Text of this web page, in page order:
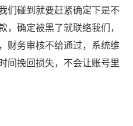
们碰到就要赶紧确定下是不
，确定被黑了就联络我们，
财务审核不给通过，系统维
间挽回损失，不会让账号里